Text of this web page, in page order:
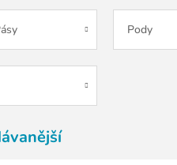
Pody